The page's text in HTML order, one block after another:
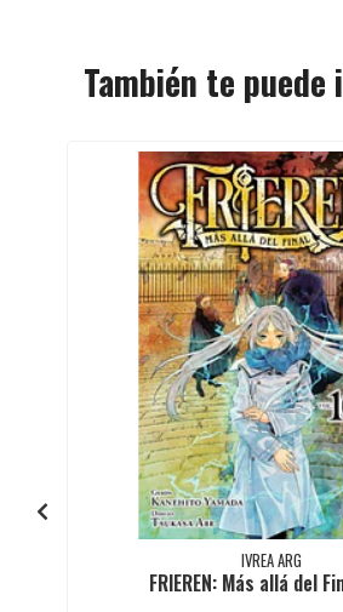
También te
IVREA ARG
FRIEREN: Más allá del